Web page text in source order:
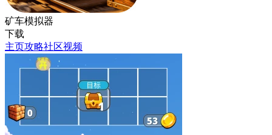
矿车模拟器
下载
主页攻略社区视频